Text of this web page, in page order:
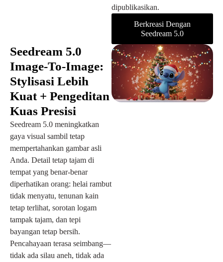
dipublikasikan.
Berkreasi Dengan
Seedream 5.0
Seedream 5.0
Image-To-Image:
Stylisasi Lebih
Kuat + Pengeditan
Kuas Presisi
Seedream 5.0 meningkatkan
gaya visual sambil tetap
mempertahankan gambar asli
Anda. Detail tetap tajam di
tempat yang benar-benar
diperhatikan orang: helai rambut
tidak menyatu, tenunan kain
tetap terlihat, sorotan logam
tampak tajam, dan tepi
bayangan tetap bersih.
Pencahayaan terasa seimbang—
tidak ada silau aneh, tidak ada